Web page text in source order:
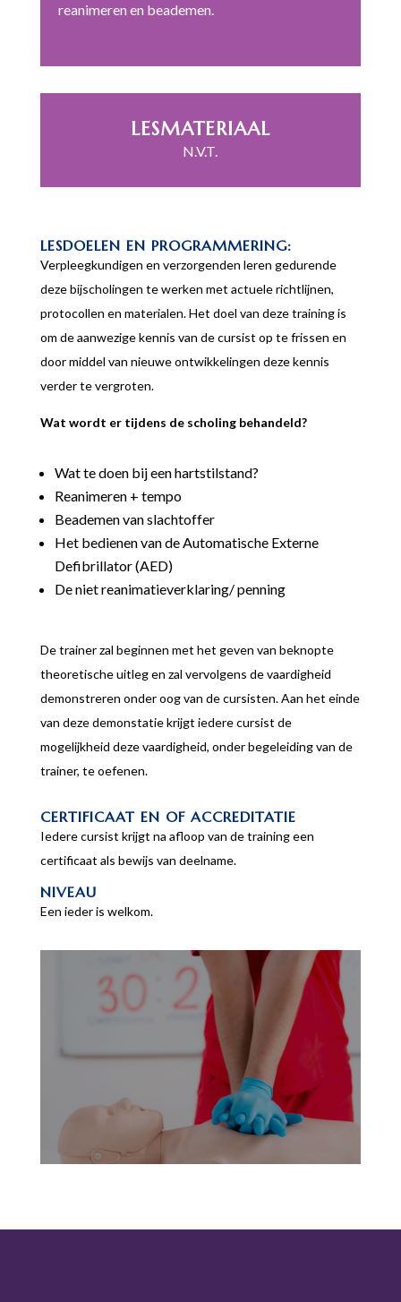
reanimeren en beademen.
LESMATERIAAL
N.V.T.
LESDOELEN EN PROGRAMMERING:
Verpleegkundigen en verzorgenden leren gedurende
deze bijscholingen te werken met actuele richtlijnen,
protocollen en materialen. Het doel van deze training is
om de aanwezige kennis van de cursist op te frissen en
door middel van nieuwe ontwikkelingen deze kennis
verder te vergroten.
Wat wordt er tijdens de scholing behandeld?
Wat te doen bij een hartstilstand?
Reanimeren + tempo
Beademen van slachtoffer
Het bedienen van de Automatische Externe
Defibrillator (AED)
De niet reanimatieverklaring/ penning
De trainer zal beginnen met het geven van beknopte
theoretische uitleg en zal vervolgens de vaardigheid
demonstreren onder oog van de cursisten. Aan het einde
van deze demonstatie krijgt iedere cursist de
mogelijkheid deze vaardigheid, onder begeleiding van de
trainer, te oefenen.
CERTIFICAAT EN OF ACCREDITATIE
Iedere cursist krijgt na afloop van de training een
certificaat als bewijs van deelname.
NIVEAU
Een ieder is welkom.